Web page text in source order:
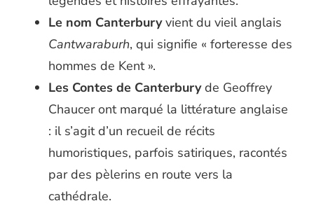
Le nom Canterburyvient du vieil anglais
Cantwaraburh, qui signifie « forteresse des
hommes de Kent ».
Les Contes de Canterburyde Geoffrey
Chaucer ont marqué la littérature anglaise
: il s’agit d’un recueil de récits
humoristiques, parfois satiriques, racontés
par des pèlerins en route vers la
cathédrale.